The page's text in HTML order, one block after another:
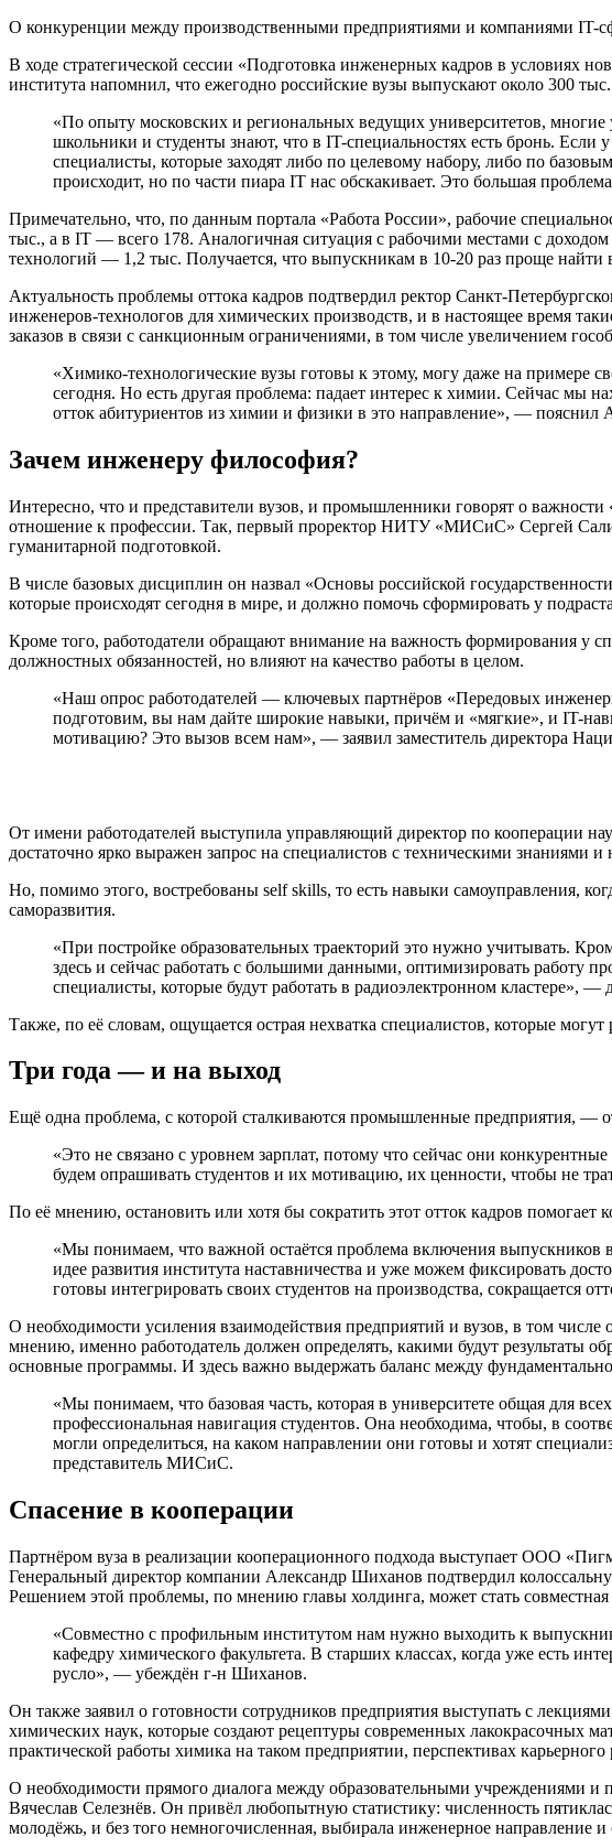
О конкуренции между производственными предприятиями и компаниями IT-
В ходе стратегической сессии «Подготовка инженерных кадров в условиях
института напомнил, что ежегодно российские вузы выпускают около 300
«По опыту московских и региональных ведущих университетов,
школьники и студенты знают, что в IT-специальностях есть бронь.
специалисты, которые заходят либо по целевому набору, либо по
происходит, но по части пиара IT нас обскакивает. Это большая
Примечательно, что, по данным портала «Работа России», рабочие
тыс., а в IT — всего 178. Аналогичная ситуация с рабочими местами с
технологий — 1,2 тыс. Получается, что выпускникам в 10-20 раз проще найти
Актуальность проблемы оттока кадров подтвердил ректор Санкт-
инженеров-технологов для химических производств, и в настоящее время
заказов в связи с санкционным ограничениями, в том числе увеличением
«Химико-технологические вузы готовы к этому, могу даже на примере
сегодня. Но есть другая проблема: падает интерес к химии. Сейчас мы
отток абитуриентов из химии и физики в это направление», —
Зачем инженеру философия?
Интересно, что и представители вузов, и промышленники говорят о
отношение к профессии. Так, первый проректор НИТУ «МИСиС» Сергей
гуманитарной подготовкой.
В числе базовых дисциплин он назвал «Основы российской
которые происходят сегодня в мире, и должно помочь сформировать у
Кроме того, работодатели обращают внимание на важность формирования у
должностных обязанностей, но влияют на качество работы в целом.
«Наш опрос работодателей — ключевых партнёров «Передовых
подготовим, вы нам дайте широкие навыки, причём и «мягкие», и IT-
мотивацию? Это вызов всем нам», — заявил заместитель директора
От имени работодателей выступила управляющий директор по кооперации
достаточно ярко выражен запрос на специалистов с техническими
Но, помимо этого, востребованы self skills, то есть навыки самоуправления,
саморазвития.
«При постройке образовательных траекторий это нужно учитывать.
здесь и сейчас работать с большими данными, оптимизировать работу
специалисты, которые будут работать в радиоэлектронном кластере», —
Также, по её словам, ощущается острая нехватка специалистов, которые
Три года — и на выход
Ещё одна проблема, с которой сталкиваются промышленные предприятия, —
«Это не связано с уровнем зарплат, потому что сейчас они
будем опрашивать студентов и их мотивацию, их ценности, чтобы не
По её мнению, остановить или хотя бы сократить этот отток кадров помогает
«Мы понимаем, что важной остаётся проблема включения выпускников
идее развития института наставничества и уже можем фиксировать
готовы интегрировать своих студентов на производства,
О необходимости усиления взаимодействия предприятий и вузов, в том
мнению, именно работодатель должен определять, какими будут результаты
основные программы. И здесь важно выдержать баланс между
«Мы понимаем, что базовая часть, которая в университете общая для
профессиональная навигация студентов. Она необходима, чтобы, в
могли определиться, на каком направлении они готовы и хотят
представитель МИСиС.
Спасение в кооперации
Партнёром вуза в реализации кооперационного подхода выступает ООО
Генеральный директор компании Александр Шиханов подтвердил
Решением этой проблемы, по мнению главы холдинга, может стать
«Совместно с профильным институтом нам нужно выходить к
кафедру химического факультета. В старших классах, когда уже есть
русло», — убеждён г-н Шиханов.
Он также заявил о готовности сотрудников предприятия выступать с
химических наук, которые создают рецептуры современных лакокрасочных
практической работы химика на таком предприятии, перспективах
О необходимости прямого диалога между образовательными учреждениями и
Вячеслав Селезнёв. Он привёл любопытную статистику: численность
молодёжь, и без того немногочисленная, выбирала инженерное направление и